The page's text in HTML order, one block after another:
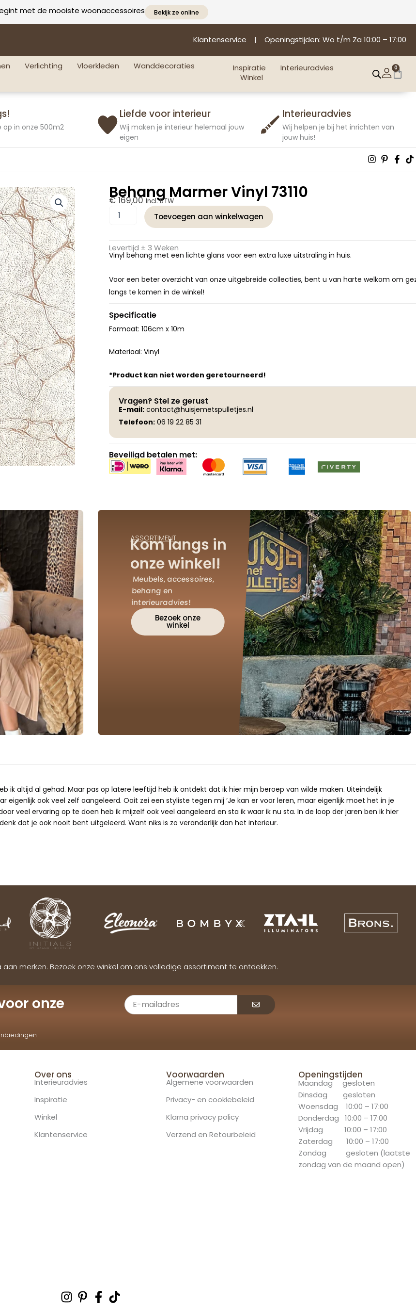
met de mooiste woonaccessoires Bekijk ze online
Klantenservice | Openingstijden: Wo t/m Za 10:00 – 17:00
Verlichting Vloerkleden
Wanddecoraties
Inspiratie
Interieuradvies
Winkel
0
op in onze 500m2
Liefde voor interieur
Wij maken je interieur helemaal jouw
eigen
Interieuradvies
Wij helpen je bij het inrichten van
jouw huis!
Instagram
p f
Behang Marmer Vinyl 73110
€169,00 Incl. BTW
Behang
Marmer
aantal
Toevoegen aan winkelwagen
Levertijd ± 3 Weken
Vinyl behang met een lichte glans voor een extra luxe uitstraling in huis.
Voor een beter overzicht van onze uitgebreide collecties, bent u van harte welkom om
langs te komen in de winkel!
Specificatie
Formaat: 106cm x 10m
Materiaal: Vinyl
*Product kan niet worden geretourneerd!
Vragen? Stel ze gerust
E-mail: contact@huisjemetspulletjes.nl
Telefoon: 06 19 22 85 31
Beveiligd betalen met:
ASSORTIMENT
Kom langs in
onze winkel!
Meubels, accessoires,
behang en
interieuradvies!
Bezoek onze
winkel
ik altijd al gehad. Maar pas op latere leeftijd heb ik ontdekt dat ik hier mijn beroep van wilde maken. Uiteindelijk
eigenlijk ook veel zelf aangeleerd. Ooit zei een styliste tegen mij ‘Je kan er voor leren, maar eigenlijk moet het in je
veel ervaring op te doen heb ik mijzelf ook veel aangeleerd en sta ik waar ik nu sta. In de loop der jaren ben ik hier
dat je ook nooit bent uitgeleerd. Want niks is zo veranderlijk dan het interieur.
merken. Bezoek onze winkel om ons volledige assortiment te ontdekken.
onze
Verzenden
Over ons
Interieuradvies
Inspiratie
Winkel
Klantenservice
Voorwaarden
Algemene voorwaarden
Privacy- en cookiebeleid
Klarna privacy policy
Verzend en Retourbeleid
Openingstijden
Maandag gesloten
Dinsdag gesloten
Woensdag 10:00 – 17:00
Donderdag 10:00 – 17:00
Vrijdag 10:00 – 17:00
Zaterdag 10:00 – 17:00
Zondag gesloten (laatste
zondag van de maand open)
Instagram
Pinterest-
Facebook-
Tiktok